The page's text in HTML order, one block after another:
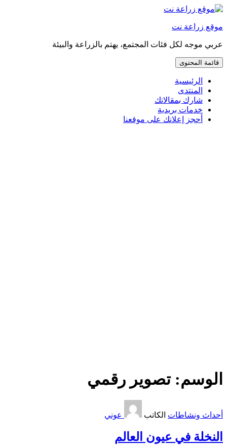
إذهب
إلى
موقع زراعة نت
عربي موجه لكل فئات المجتمع، يهتم بالزراعة والبيئة
قائمة المحتوى
الرئيسية
المنتدى
شارك بمقالاتك
خدمات بريدية
أحجز إعلانك على موقعنا
الوسم:تصوير رقمي
أحداث ونشاطات الكاتب عوني
النخلة في عيون العالم